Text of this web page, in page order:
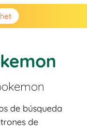
de búsqueda
de